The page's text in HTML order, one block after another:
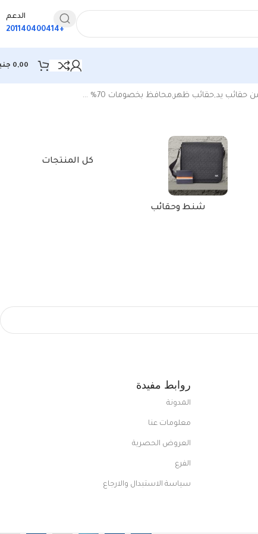
الدعم
+201140400414
0,00
شنط وحقائب
كل المنتجات
روابط مفيدة
المدونة
معلومات عنا
العروض الحصرية
الفرع
سياسة الاستبدال والارجاع